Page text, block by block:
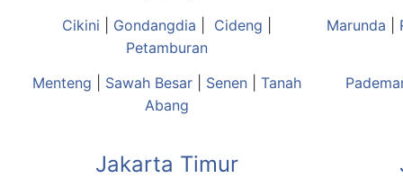
Cikini Gondangdia Cideng
Petamburan
Marunda
Menteng Sawah Besar Senen
Tanah
Abang
Jakarta Timur